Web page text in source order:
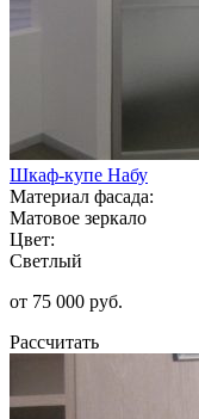
Шкаф-купе Набу
Материал фасада:
Матовое зеркало
Цвет:
Светлый
от 75 000 руб.
Рассчитать